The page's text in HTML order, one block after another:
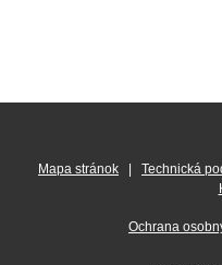
Mapa stránok Technická
Ochrana